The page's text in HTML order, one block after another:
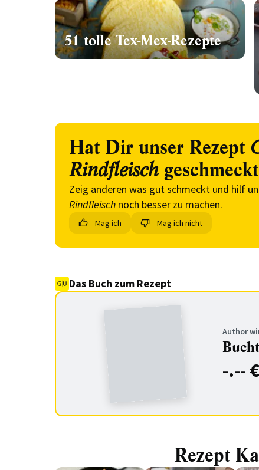
51 tolle Tex-Mex-Rezepte
Hat Dir unser Rezept
Rindfleisch
Zeig anderen was gut schmeckt und hilf
Rindfleisch noch besser zu machen.
Mag ich Mag ich nicht
Das Buch zum Rezept
Author
-.-- €
Rezept